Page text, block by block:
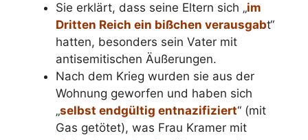
Sie erklärt, dass seine Eltern sich „im
Dritten Reich ein bißchen verausgabt“
hatten, besonders sein Vater mit
antisemitischen Äußerungen.
Nach dem Krieg wurden sie aus der
Wohnung geworfen und haben sich
„selbst endgültig entnazifiziert“ (mit
Gas getötet), was Frau Kramer mit